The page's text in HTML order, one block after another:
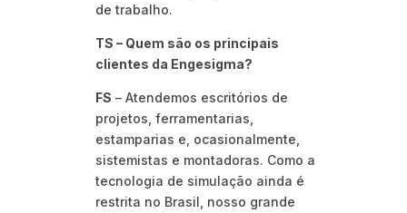
de trabalho.
TS – Quem são os principais
clientes da Engesigma?
FS – Atendemos escritórios de
projetos, ferramentarias,
estamparias e, ocasionalmente,
sistemistas e montadoras. Como a
tecnologia de simulação ainda é
restrita no Brasil, nosso grande